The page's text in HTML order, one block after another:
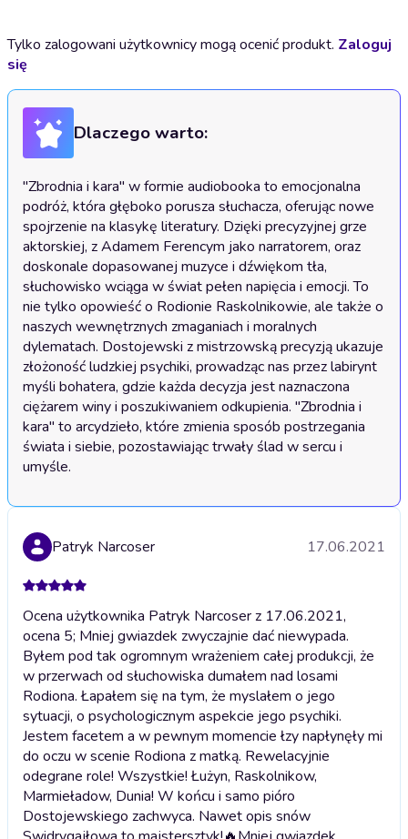
Tylko zalogowani użytkownicy mogą ocenić produkt. Zaloguj
się
Dlaczego warto:
"Zbrodnia i kara" w formie audiobooka to emocjonalna
podróż, która głęboko porusza słuchacza, oferując nowe
spojrzenie na klasykę literatury. Dzięki precyzyjnej grze
aktorskiej, z Adamem Ferencym jako narratorem, oraz
doskonale dopasowanej muzyce i dźwiękom tła,
słuchowisko wciąga w świat pełen napięcia i emocji. To
nie tylko opowieść o Rodionie Raskolnikowie, ale także o
naszych wewnętrznych zmaganiach i moralnych
dylematach. Dostojewski z mistrzowską precyzją ukazuje
złożoność ludzkiej psychiki, prowadząc nas przez labirynt
myśli bohatera, gdzie każda decyzja jest naznaczona
ciężarem winy i poszukiwaniem odkupienia. "Zbrodnia i
kara" to arcydzieło, które zmienia sposób postrzegania
świata i siebie, pozostawiając trwały ślad w sercu i
umyśle.
Patryk Narcoser 17.06.2021
Ocena użytkownika Patryk Narcoser z 17.06.2021,
ocena 5; Mniej gwiazdek zwyczajnie dać niewypada.
Byłem pod tak ogromnym wrażeniem całej produkcji, że
w przerwach od słuchowiska dumałem nad losami
Rodiona. Łapałem się na tym, że myslałem o jego
sytuacji, o psychologicznym aspekcie jego psychiki.
Jestem facetem a w pewnym momencie łzy napłynęły mi
do oczu w scenie Rodiona z matką. Rewelacyjnie
odegrane role! Wszystkie! Łużyn, Raskolnikow,
Marmieładow, Dunia! W końcu i samo pióro
Dostojewskiego zachwyca. Nawet opis snów